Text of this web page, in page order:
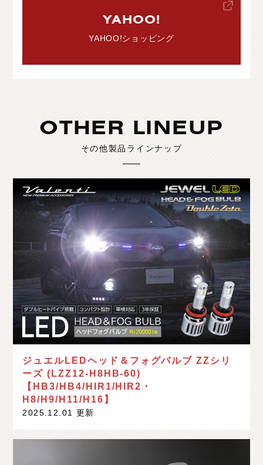
YAHOO!
YAHOO!ショッピング
OTHER LINEUP
その他製品ラインナップ
ジュエルLEDヘッド＆フォグバルブ ZZシリ
ーズ (LZZ12-H8HB-60)
【HB3/HB4/HIR1/HIR2・
H8/H9/H11/H16】
2025.12.01 更新